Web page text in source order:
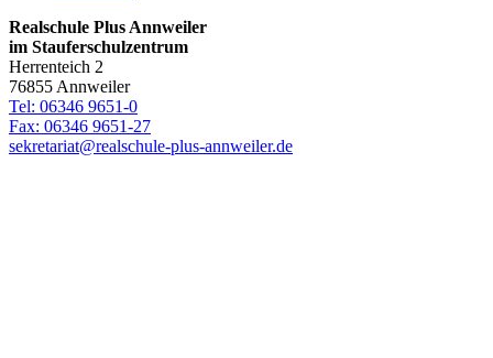
Realschule Plus Annweiler
im Stauferschulzentrum
Herrenteich 2
76855 Annweiler
Tel: 06346 9651-0
Fax: 06346 9651-27
sekretariat@realschule-plus-annweiler.de